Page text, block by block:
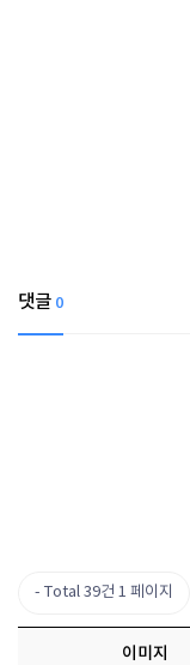
댓글 0
Total 39건 1 페이지
이미지